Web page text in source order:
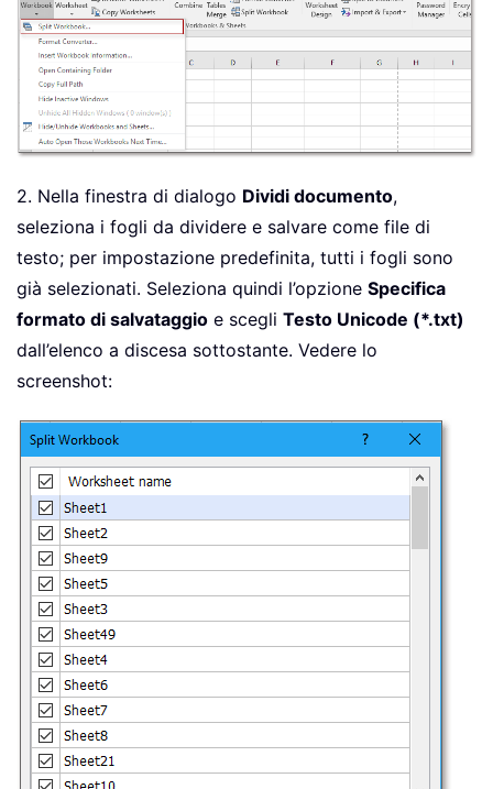
2. Nella finestra di dialogo Dividi documento,
seleziona i fogli da dividere e salvare come file di
testo; per impostazione predefinita, tutti i fogli sono
già selezionati. Seleziona quindi l’opzione Specifica
formato di salvataggio e scegli Testo Unicode (*.txt)
dall’elenco a discesa sottostante. Vedere lo
screenshot: